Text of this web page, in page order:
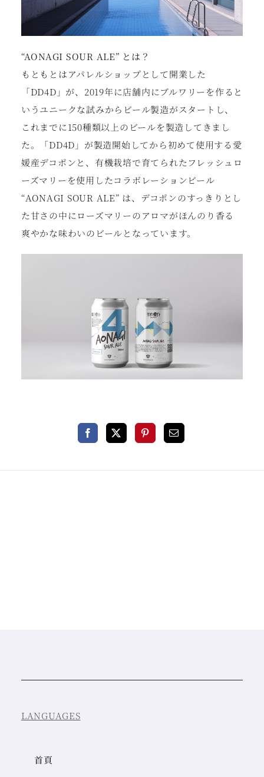
“AONAGI SOUR ALE” とは？
もともとはアパレルショップとして開業した
「DD4D」が、2019年に店舗内にブルワリーを作ると
いうユニークな試みからビール製造がスタートし、
これまでに150種類以上のビールを製造してきまし
た。「DD4D」が製造開始してから初めて使⽤する愛
媛産デコポンと、有機栽培で育てられたフレッシュロ
ーズマリーを使⽤したコラボレーションビール
“AONAGI SOUR ALE” は、デコポンのすっきりとし
た⽢さの中にローズマリーのアロマがほんのり⾹る
爽やかな味わいのビールとなっています。
LANGUAGES
首頁